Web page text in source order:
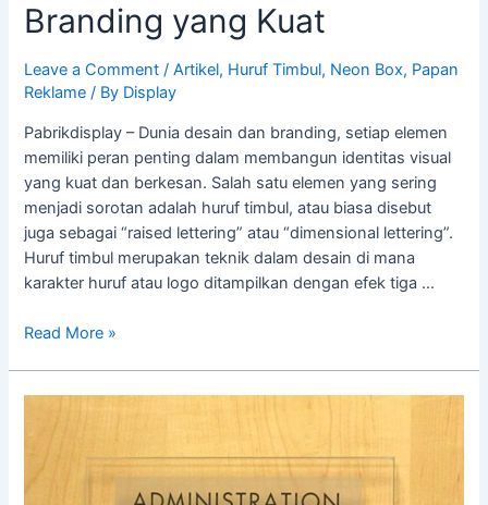
Branding yang Kuat
Leave a Comment /Artikel, Huruf Timbul, Neon Box, Papan
Reklame / By Display
Pabrikdisplay – Dunia desain dan branding, setiap elemen
memiliki peran penting dalam membangun identitas visual
yang kuat dan berkesan. Salah satu elemen yang sering
menjadi sorotan adalah huruf timbul, atau biasa disebut
juga sebagai “raised lettering” atau “dimensional lettering”.
Huruf timbul merupakan teknik dalam desain di mana
karakter huruf atau logo ditampilkan dengan efek tiga …
Read More »
Membuat